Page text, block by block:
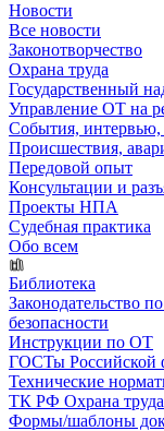
Новости
Все новости
Законотворчество
Охрана труда
Государственный
Управление ОТ на
События,
Происшествия,
Передовой опыт
Консультации и
Проекты НПА
Судебная практика
Обо всем
Библиотека
Законодательство
безопасности
Инструкции по ОТ
ГОСТы Российской
Технические
ТК РФ Охрана труда
Формы/шаблоны